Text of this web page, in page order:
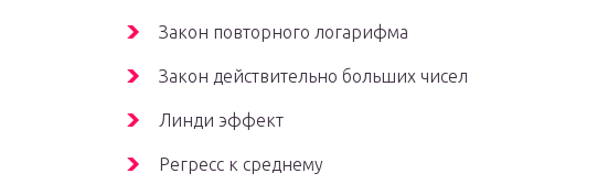
Закон повторного логарифма
Закон действительно больших чисел
Линди эффект
Регресс к среднему